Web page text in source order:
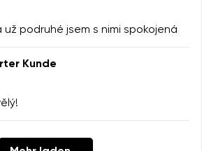
už podruhé jsem s nimi spokojená
Kunde